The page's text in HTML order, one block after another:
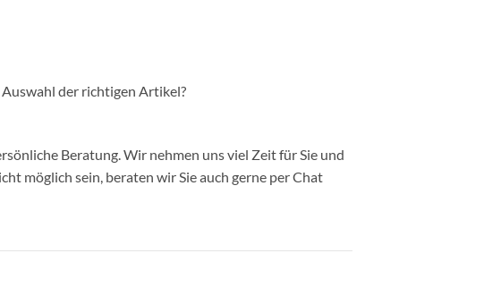
Auswahl der richtigen Artikel?
Beratung. Wir nehmen uns viel Zeit für Sie und
möglich sein, beraten wir Sie auch gerne per Chat